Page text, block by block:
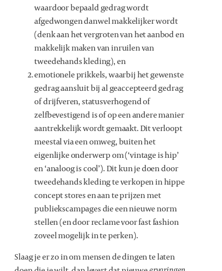
waardoor bepaald gedrag wordt
afgedwongen danwel makkelijker wordt
(denk aan het vergroten van het aanbod en
makkelijk maken van inruilen van
tweedehands kleding), en
emotionele prikkels, waarbij het gewenste
gedrag aansluit bij al geaccepteerd gedrag
of drijfveren, statusverhogend of
zelfbevestigend is of op een andere manier
aantrekkelijk wordt gemaakt. Dit verloopt
meestal via een omweg, buiten het
eigenlijke onderwerp om (‘vintage is hip’
en ‘analoog is cool’). Dit kun je doen door
tweedehands kleding te verkopen in hippe
concept stores en aan te prijzen met
publiekscampages die een nieuwe norm
stellen (en door reclame voor fast fashion
zoveel mogelijk in te perken).
Slaag je er zo in om mensen de dingen te laten